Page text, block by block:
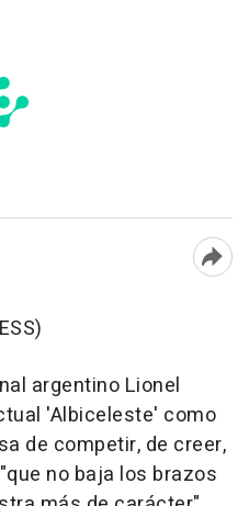
argentino Lionel
'Albiceleste' como
de competir, de creer,
no baja los brazos